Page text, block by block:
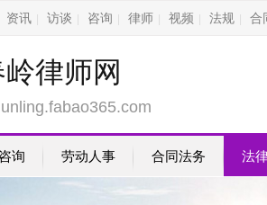
资讯 访谈 咨询 律师 视频 法规 合
律师网
询 劳动人事 合同法务 法